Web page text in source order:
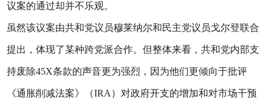
议案的通过却并不乐观。
虽然该议案由共和党议员穆莱纳尔和民主党议员戈尔登联合
提出，体现了某种跨党派合作。但整体来看，共和党内部支
持废除45X条款的声音更为强烈，因为他们更倾向于批评
《通胀削减法案》（IRA）对政府开支的增加和对市场干预